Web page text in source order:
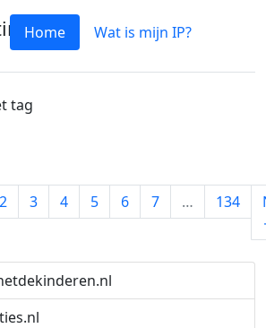
Home Wat is mijn IP?
tag
2 3 4 5 6 7 … 134